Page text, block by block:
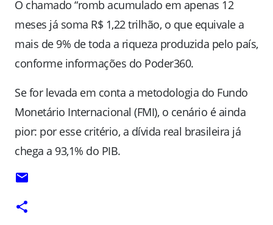
O chamado “romb acumulado em apenas 12
meses já soma R$ 1,22 trilhão, o que equivale a
mais de 9% de toda a riqueza produzida pelo país,
conforme informações do Poder360.
Se for levada em conta a metodologia do Fundo
Monetário Internacional (FMI), o cenário é ainda
pior: por esse critério, a dívida real brasileira já
chega a 93,1% do PIB.